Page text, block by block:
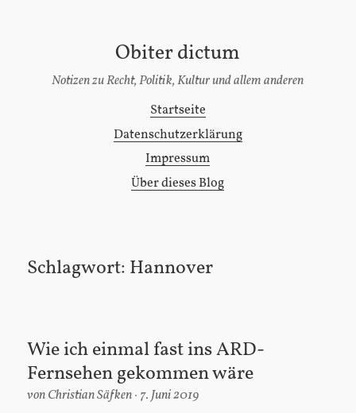
springen]
Obiter dictum
Notizen zu Recht, Politik, Kultur und allem anderen
Hauptmenü
Startseite
Datenschutzerklärung
Impressum
Über dieses Blog
Schlagwort: Hannover
Wie ich einmal fast ins ARD-
Fernsehen gekommen wäre
vonChristian Säfken 7. Juni 2019